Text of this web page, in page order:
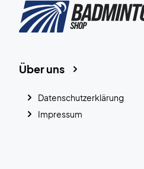
Über uns
Datenschutzerklärung
Impressum